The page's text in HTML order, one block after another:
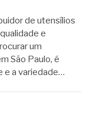
de utensílios
e
um
São Paulo, é
e a variedade…